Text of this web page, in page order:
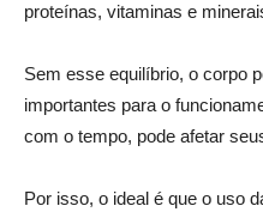
proteínas, vitaminas e
Sem esse equilíbrio, o corpo
importantes para o
com o tempo, pode afetar
Por isso, o ideal é que o uso